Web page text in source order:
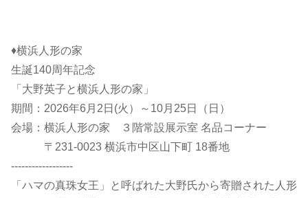
♦横浜人形の家
生誕140周年記念
「大野英子と横浜人形の家」
期間：2026年6月2日(火）～10月25日（日）
会場：横浜人形の家 ３階常設展示室 名品コーナー
〒231-0023 横浜市中区山下町 18番地
------------------
「ハマの真珠女王」と呼ばれた大野氏から寄贈された人形